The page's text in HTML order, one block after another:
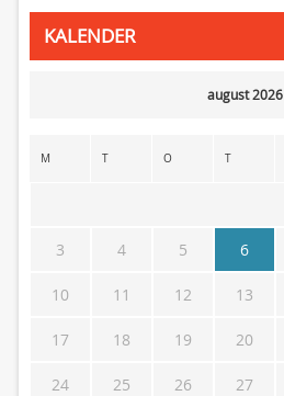
KALENDER
august 2026
M T O T
3 4 5 6
10 11 12 13
17 18 19 20
24 25 26 27